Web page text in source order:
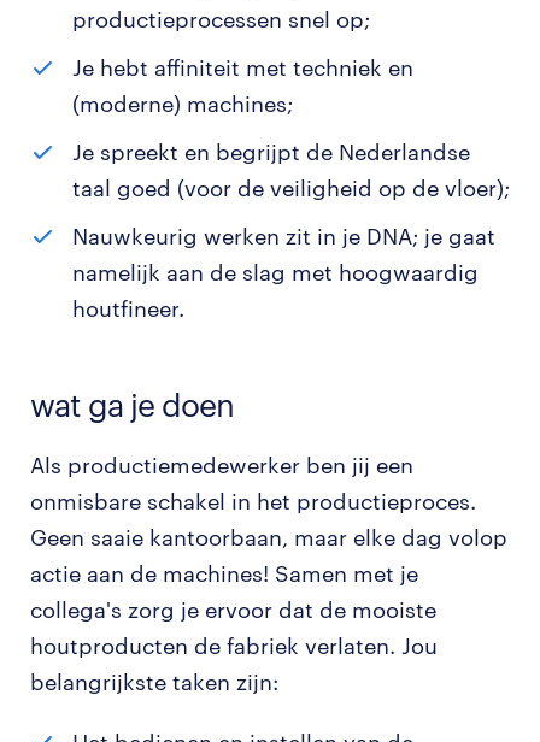
productieprocessen snel op;
Je hebt affiniteit met techniek en
(moderne) machines;
Je spreekt en begrijpt de Nederlandse
taal goed (voor de veiligheid op de vloer);
Nauwkeurig werken zit in je DNA; je gaat
namelijk aan de slag met hoogwaardig
houtfineer.
wat ga je doen
Als productiemedewerker ben jij een
onmisbare schakel in het productieproces.
Geen saaie kantoorbaan, maar elke dag volop
actie aan de machines! Samen met je
collega's zorg je ervoor dat de mooiste
houtproducten de fabriek verlaten. Jou
belangrijkste taken zijn: